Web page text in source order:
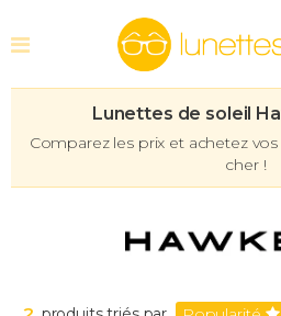
Lunettes de soleil
Comparez les prix et achetez vos
cher !